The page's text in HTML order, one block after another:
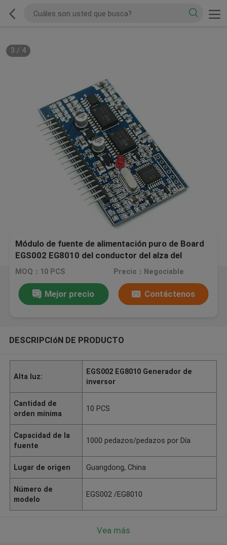
3 / 4
Módulo de fuente de alimentación puro de Board
EGS002 EG8010 del conductor del alza del
generador SPWM del inversor de la onda
MOQ：10 PCS Precio：Negociable
Mejor precio Contáctenos
DESCRIPCIóN DE PRODUCTO
Alta luz:
EGS002 EG8010 Generador de
inversor
Cantidad de
orden mínima
10 PCS
Capacidad de la
fuente
1000 pedazos/pedazos por Día
Lugar de origen Guangdong, China
Número de
modelo
EGS002 /EG8010
Vea más